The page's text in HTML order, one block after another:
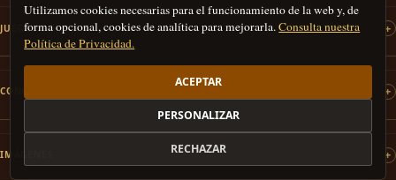
JUEGOS
CONCURSOS
IMÁGENES
Utilizamos cookies necesarias para el funcionamiento de la web y, de
forma opcional, cookies de analítica para mejorarla.Consulta nuestra
Política de Privacidad.
ACEPTAR
PERSONALIZAR
RECHAZAR